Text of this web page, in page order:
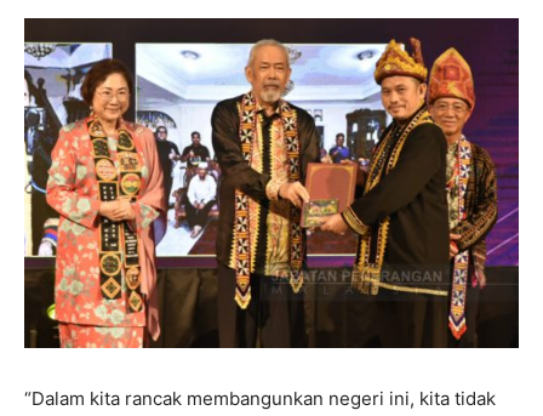
“Dalam kita rancak membangunkan negeri ini, kita tidak